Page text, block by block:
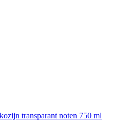
transparant noten 750 ml